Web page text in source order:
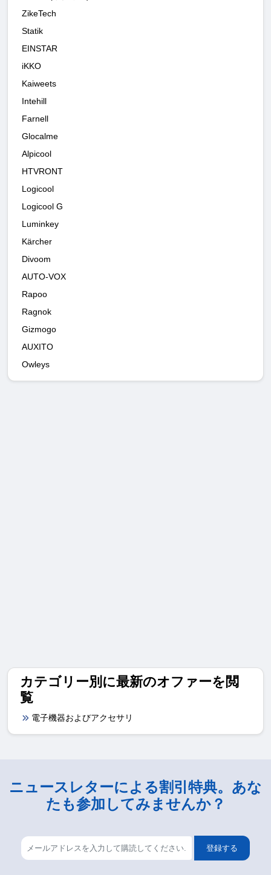
ZikeTech
Statik
EINSTAR
iKKO
Kaiweets
Intehill
Farnell
Glocalme
Alpicool
HTVRONT
Logicool
Logicool G
Luminkey
Kärcher
Divoom
AUTO-VOX
Rapoo
Ragnok
Gizmogo
AUXITO
Owleys
カテゴリー別に最新のオファーを閲
覧
電子機器およびアクセサリ
ニュースレターによる割引特典。あな
たも参加してみませんか？
登録する